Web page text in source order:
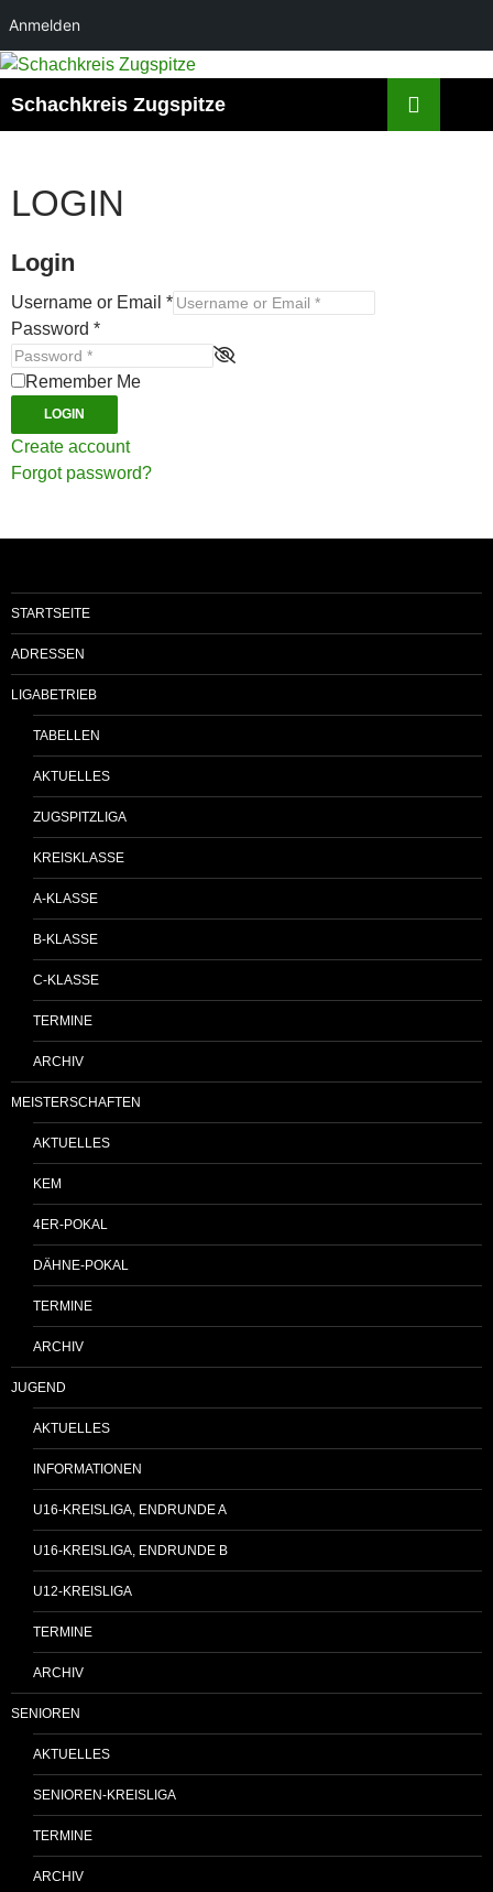
Anmelden
Zum
springen
Schachkreis Zugspitze
LOGIN
Login
Username or Email *
Password *
Remember Me
LOGIN
Create account
Forgot password?
STARTSEITE
ADRESSEN
LIGABETRIEB
TABELLEN
AKTUELLES
ZUGSPITZLIGA
KREISKLASSE
A-KLASSE
B-KLASSE
C-KLASSE
TERMINE
ARCHIV
MEISTERSCHAFTEN
AKTUELLES
KEM
4ER-POKAL
DÄHNE-POKAL
TERMINE
ARCHIV
JUGEND
AKTUELLES
INFORMATIONEN
U16-KREISLIGA, ENDRUNDE A
U16-KREISLIGA, ENDRUNDE B
U12-KREISLIGA
TERMINE
ARCHIV
SENIOREN
AKTUELLES
SENIOREN-KREISLIGA
TERMINE
ARCHIV